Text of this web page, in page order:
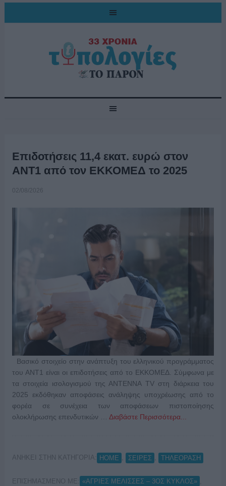
Επιδοτήσεις 11,4 εκατ. ευρώ στον
ΑΝΤ1 από τον ΕΚΚΟΜΕΔ το 2025
02/08/2026
Βασικό στοιχείο στην ανάπτυξη του ελληνικού προγράμματος
του ΑΝΤ1 είναι οι επιδοτήσεις από το ΕΚΚΟΜΕΔ. Σύμφωνα με
τα στοιχεία ισολογισμού της ΑΝΤΕΝΝΑ TV στη διάρκεια του
2025 εκδόθηκαν αποφάσεις ανάληψης υποχρέωσης από το
φορέα σε συνέχεια των αποφάσεων πιστοποίησης
ολοκλήρωσης επενδυτικών … Διαβάστε Περισσότερα...
ΑΝΗΚΕΙ ΣΤΗΝ ΚΑΤΗΓΟΡΙΑ: HOME ΣΕΙΡΕΣ ΤΗΛΕΟΡΑΣΗ
ΕΠΙΣΗΜΑΣΜΕΝΟ ΜΕ: «ΑΓΡΙΕΣ ΜΕΛΙΣΣΕΣ – 3ΟΣ ΚΥΚΛΟΣ»